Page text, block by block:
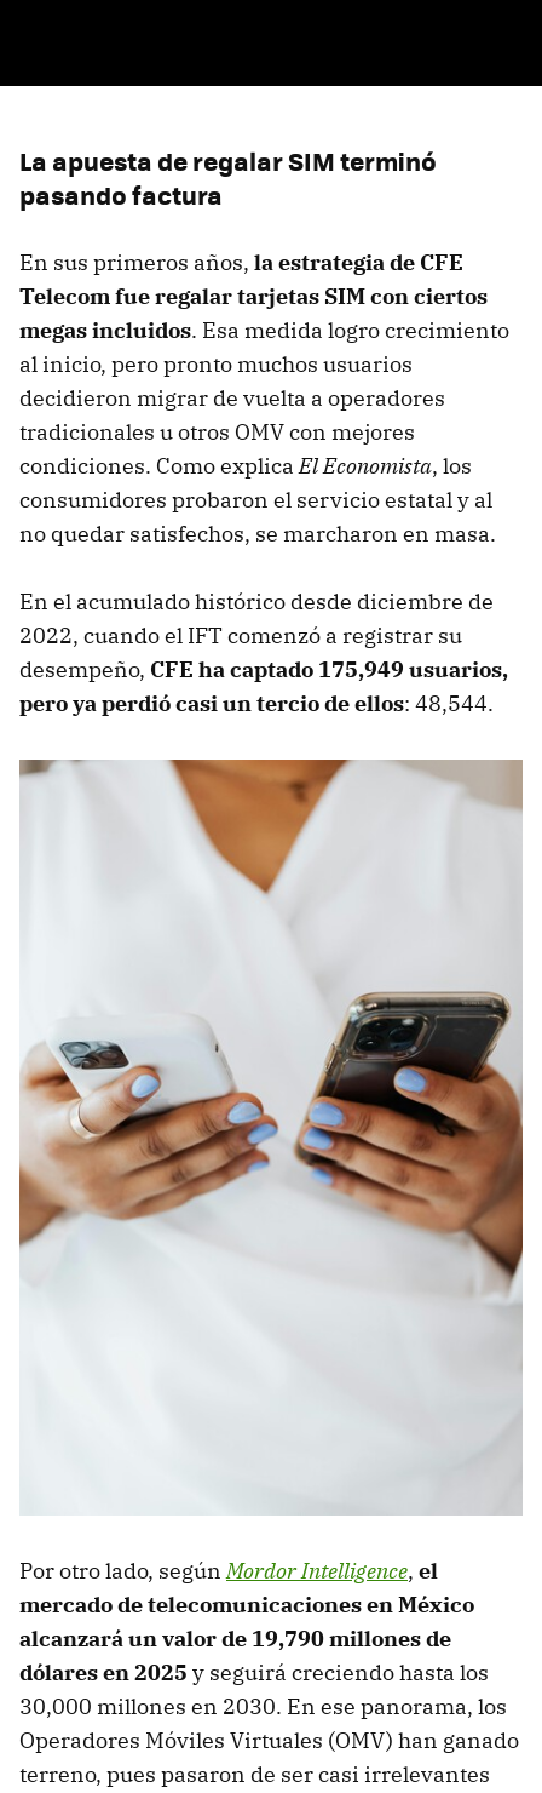
La apuesta de regalar SIM terminó
pasando factura
En sus primeros años, la estrategia de CFE
Telecom fue regalar tarjetas SIM con ciertos
megas incluidos. Esa medida logro crecimiento
al inicio, pero pronto muchos usuarios
decidieron migrar de vuelta a operadores
tradicionales u otros OMV con mejores
condiciones. Como explicaEl Economista, los
consumidores probaron el servicio estatal y al
no quedar satisfechos, se marcharon en masa.
En el acumulado histórico desde diciembre de
2022, cuando el IFT comenzó a registrar su
desempeño, CFE ha captado 175,949 usuarios,
pero ya perdió casi un tercio de ellos: 48,544.
Por otro lado, segúnMordor Intelligence, el
mercado de telecomunicaciones en México
alcanzará un valor de 19,790 millones de
dólares en 2025 y seguirá creciendo hasta los
30,000 millones en 2030. En ese panorama, los
Operadores Móviles Virtuales (OMV) han ganado
terreno, pues pasaron de ser casi irrelevantes